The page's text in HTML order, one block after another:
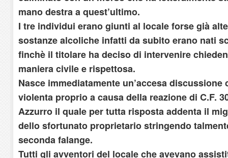
mano destra a quest’ultimo.
I tre individui erano giunti al locale forse già
sostanze alcoliche infatti da subito erano nati
finchè il titolare ha deciso di intervenire
maniera civile e rispettosa.
Nasce immediatamente un’accesa
violenta proprio a causa della reazione di C.F.
Azzurro il quale per tutta risposta addenta il
dello sfortunato proprietario stringendo
seconda falange.
Tutti gli avventori del locale che avevano